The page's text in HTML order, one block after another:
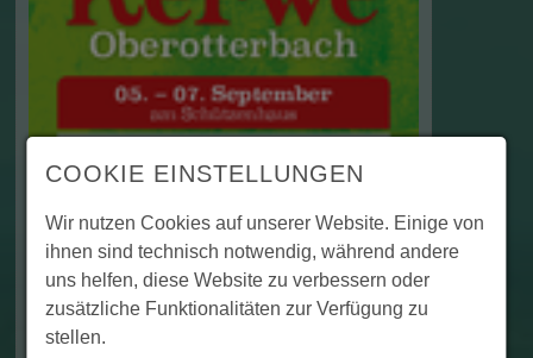
COOKIE EINSTELLUNGEN
Wir nutzen Cookies auf unserer Website. Einige von
ihnen sind technisch notwendig, während andere
uns helfen, diese Website zu verbessern oder
zusätzliche Funktionalitäten zur Verfügung zu
stellen.